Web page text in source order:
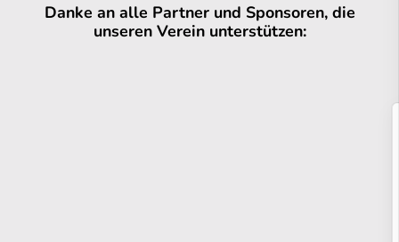
Danke an alle Partner und Sponsoren, die
unseren Verein unterstützen: